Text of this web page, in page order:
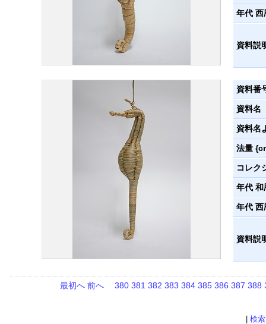
年代 西
資料説
資料番
資料名
資料名
法量
コレク
年代 和
年代 西
資料説
最初へ 前へ 380 381 382 383 384 385 386 387 388
|検